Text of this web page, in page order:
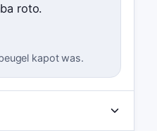
roto.
kapot was.